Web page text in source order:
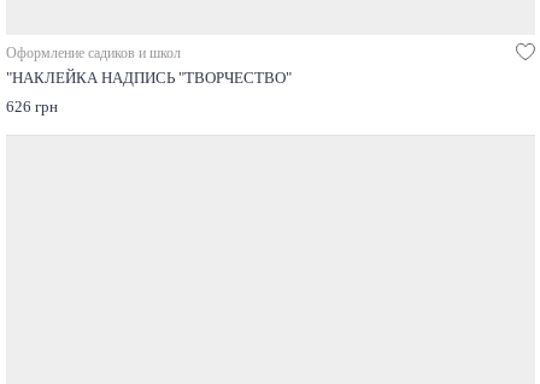
Оформление садиков и школ
"НАКЛЕЙКА НАДПИСЬ "ТВОРЧЕСТВО"
626 грн